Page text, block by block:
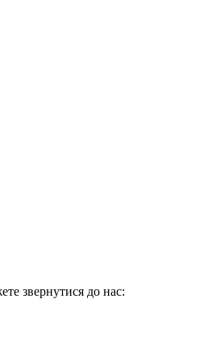
звернутися до нас: